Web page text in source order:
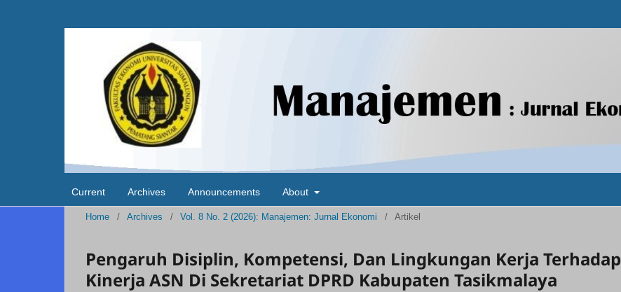
Current Archives Announcements About
Home / Archives / Vol. 8 No. 2 (2026): Manajemen: Jurnal Ekonomi / Artikel
Pengaruh Disiplin, Kompetensi, Dan Lingkungan Kerja Terhadap
Kinerja ASN Di Sekretariat DPRD Kabupaten Tasikmalaya